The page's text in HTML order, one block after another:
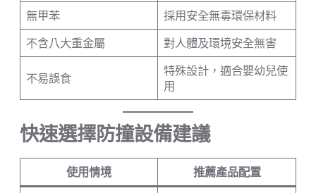
無甲苯
採用安全無毒環保材料
不含八大重金屬
對人體及環境安全無害
不易誤食
特殊設計，適合嬰幼兒使
用
快速選擇防撞設備建議
使用情境 推薦產品配置